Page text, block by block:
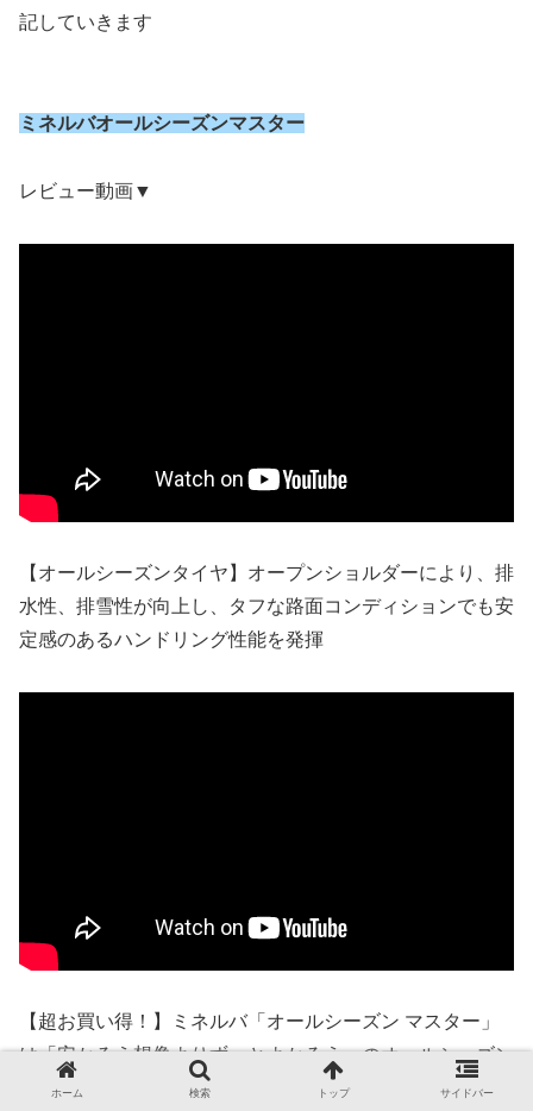
記していきます
ミネルバオールシーズンマスター
レビュー動画▼
【オールシーズンタイヤ】オープンショルダーにより、排
水性、排雪性が向上し、タフな路面コンディションでも安
定感のあるハンドリング性能を発揮
【超お買い得！】ミネルバ「オールシーズン マスター」
は「安かろう想像よりずっとよかろう」のオールシーズン
タイヤだ！|くるまのCHANNEL
ホーム 検索 トップ サイドバー